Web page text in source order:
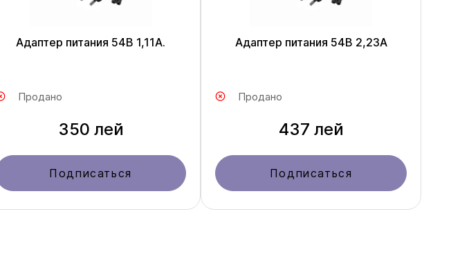
Адаптер питания 54В 1,11A.
Продано
350 лей
Подписаться
Адаптер питания 54В 2,23A
Продано
437 лей
Подписаться